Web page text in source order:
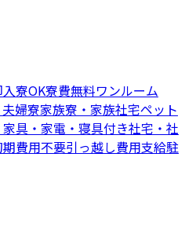
入寮OK寮費無料ワンルーム
婦寮家族寮・家族社宅ペット
具・家電・寝具付き社宅・社
費用不要引っ越し費用支給駐